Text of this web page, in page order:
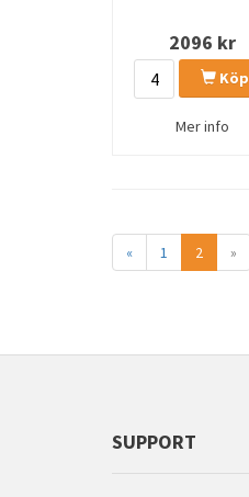
2096 kr
Köp
Mer info
« 1 2 »
SUPPORT